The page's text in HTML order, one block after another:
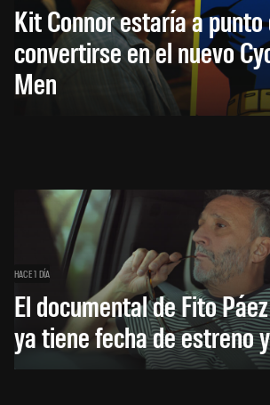
Kit Connor estaría a punto
convertirse en el nuevo
Men
HACE 1 DÍA
El documental de Fito
ya tiene fecha de estreno